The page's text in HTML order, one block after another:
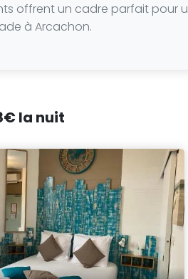
offrent un cadre parfait pour
à Arcachon.
la nuit